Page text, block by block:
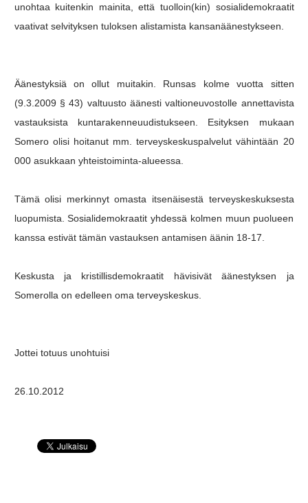
unohtaa kuitenkin mainita, että tuolloin(kin) sosialidemokraatit
vaativat selvityksen tuloksen alistamista kansanäänestykseen.
Äänestyksiä on ollut muitakin. Runsas kolme vuotta sitten
(9.3.2009 § 43) valtuusto äänesti valtioneuvostolle annettavista
vastauksista kuntarakenneuudistukseen. Esityksen mukaan
Somero olisi hoitanut mm. terveyskeskuspalvelut vähintään 20
000 asukkaan yhteistoiminta-alueessa.
Tämä olisi merkinnyt omasta itsenäisestä terveyskeskuksesta
luopumista. Sosialidemokraatit yhdessä kolmen muun puolueen
kanssa estivät tämän vastauksen antamisen äänin 18-17.
Keskusta ja kristillisdemokraatit hävisivät äänestyksen ja
Somerolla on edelleen oma terveyskeskus.
Jottei totuus unohtuisi
26.10.2012